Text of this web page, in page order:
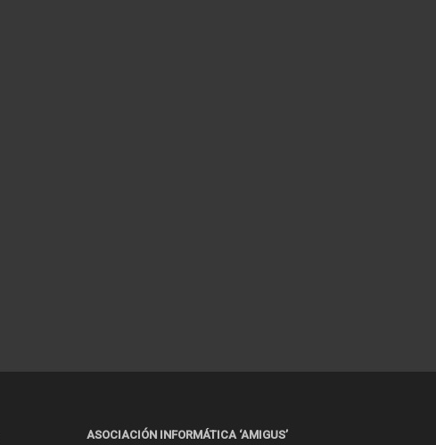
ASOCIACIÓN INFORMÁTICA ‘AMIGUS’